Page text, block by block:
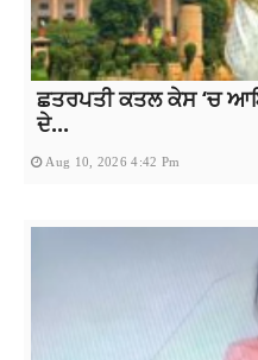
ਛਤਰਪਤੀ ਕਤਲ ਕੇਸ ‘ਚ
ਦੇ...
Aug 10, 2026 4:42 Pm